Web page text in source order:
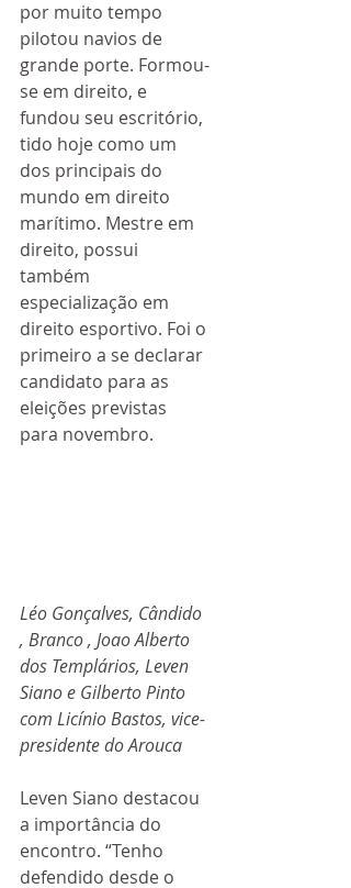
por muito tempo
pilotou navios de
grande porte. Formou-
se em direito, e
fundou seu escritório,
tido hoje como um
dos principais do
mundo em direito
marítimo. Mestre em
direito, possui
também
especialização em
direito esportivo. Foi o
primeiro a se declarar
candidato para as
eleições previstas
para novembro.
Léo Gonçalves, Cândido
, Branco , Joao Alberto
dos Templários, Leven
Siano e Gilberto Pinto
com Licínio Bastos, vice-
presidente do Arouca
Leven Siano destacou
a importância do
encontro. “Tenho
defendido desde o